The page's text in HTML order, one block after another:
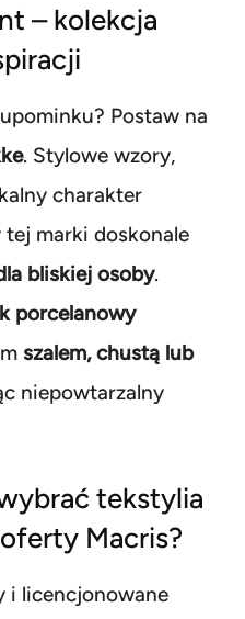
– kolekcja
Postaw na
. Stylowe wzory,
charakter
marki doskonale
bliskiej osoby.
porcelanowy
szalem, chustą lub
niepowtarzalny
tekstylia
Macris?
i licencjonowane